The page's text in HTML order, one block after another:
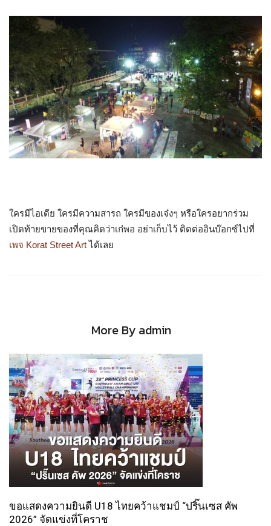
ใครมีไอเดีย ใครมีความสารถ ใครมีของเจ๋งๆ หรือใครอยากร่วม
เปิดท้ายขายของที่คุณคิดว่าเก๋พอ อย่าเก็บไว้ ติดต่ออินบ๊อกซ์ไปที่
เพจ Korat Street Artได้เลย
More By admin
ขอแสดงความยินดี U18 ไทยคว้าแชมป์ “ปริ๊นเซส คัพ
2026” จัดแข่งที่โคราช